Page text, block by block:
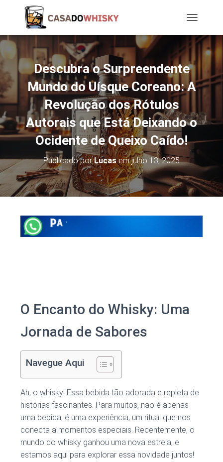
O
L
N
A
G
A
N
Descubra o Surpreendente
Mundo do Uísque Coreano: A
Revolução dos Rótulos
Autorais que Está Deixando o
Ocidente de Queixo Caído!
Publicado porLucasemjulho 13, 2025
O Encanto do Whisky: Uma
Jornada de Sabores
Navegue Aqui
Ah, o whisky! Essa bebida tão adorada e repleta de
histórias fascinantes. Para muitos, não é apenas
uma bebida; é uma experiência, um ritual que nos
conecta a momentos especiais. Recentemente, o
mundo do whisky ganhou uma nova estrela, e
estamos aqui para explorar essa novidade juntos!